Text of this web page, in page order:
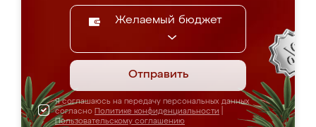
Желаемый бюджет
Отправить
Я соглашаюсь на передачу персональных данных
согласно Политике конфиденциальности
Пользовательскому соглашению